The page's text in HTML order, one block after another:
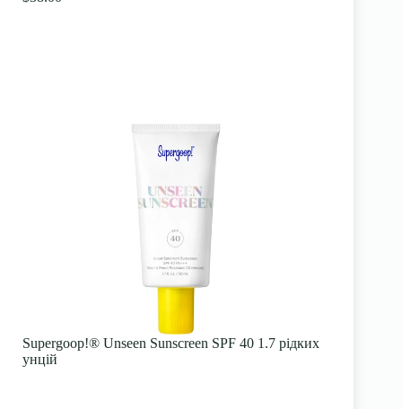
Supergoop!® Unseen Sunscreen SPF 40 1.7 рідких
унцій